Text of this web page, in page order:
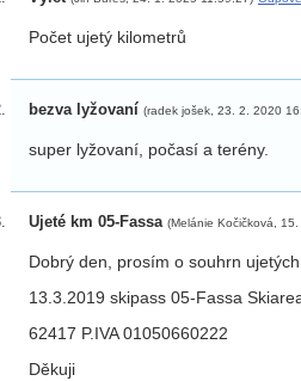
Počet ujetý kilometrů
bezva lyžovaní (radek jošek, 23. 2. 2020
super lyžovaní, počasí a terény.
Ujeté km 05-Fassa (Melánie Kočičková,
Dobrý den, prosím o souhrn
13.3.2019 skipass 05-Fassa
62417 P.IVA 01050660222
Děkuji